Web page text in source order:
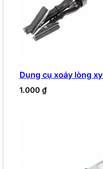
Dụng cụ xoáy lòng
1.000 ₫